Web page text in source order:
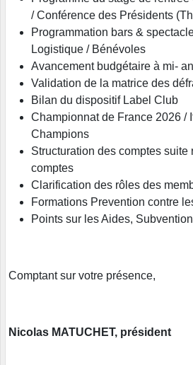
/ Conférence des Présidents
Programmation bars &
Logistique / Bénévoles
Avancement budgétaire à mi-
Validation de la matrice des
Bilan du dispositif Label Club
Championnat de France 2026 /
Champions
Structuration des comptes suite
comptes
Clarification des rôles des
Formations Prevention contre
Points sur les Aides,
Comptant sur votre présence,
Nicolas MATUCHET, président